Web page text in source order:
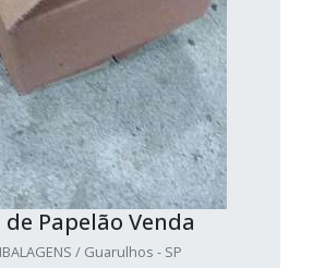
de Papelão Venda
/ Guarulhos - SP